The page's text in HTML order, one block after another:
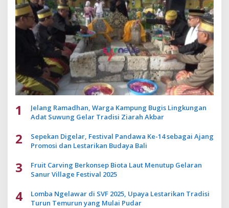
1
Jelang Ramadhan, Warga Kampung Bugis Lingkungan
Adat Suwung Gelar Tradisi Ziarah Akbar
2
Sepekan Digelar, Festival Pandawa Ke-14 sebagai Ajang
Promosi dan Lestarikan Budaya Bali
3
Fruit Carving Berkonsep Biota Laut Menutup Gelaran
Sanur Village Festival 2025
4
Lomba Ngelawar di SVF 2025, Upaya Lestarikan Tradisi
Turun Temurun yang Mulai Pudar